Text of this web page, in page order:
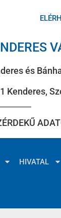
és
Kenderes,
HIVATAL